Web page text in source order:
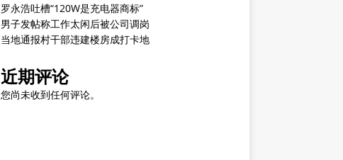
罗永浩吐槽“120W是充电器商标”
男子发帖称工作太闲后被公司调岗
当地通报村干部违建楼房成打卡地
近期评论
您尚未收到任何评论。